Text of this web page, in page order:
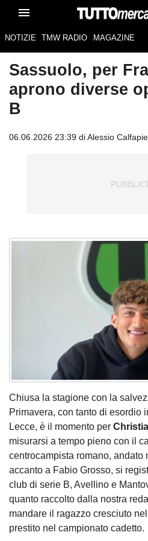
NOTIZIE TMW RADIO MAGAZINE
Sassuolo, per
aprono diverse
B
06.06.2026 23:39 di Alessio
Chiusa la stagione con la
Primavera, con tanto di esordio
Lecce, è il momento per
misurarsi a tempo pieno con il
centrocampista romano, andato
accanto a Fabio Grosso, si
club di serie B, Avellino e
quanto raccolto dalla nostra
mandare il ragazzo cresciuto
prestito nel campionato cadetto.